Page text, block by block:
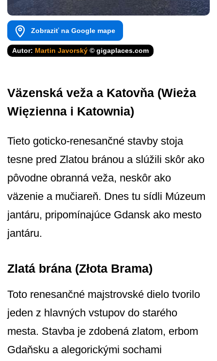
Zobraziť na Google mape
Autor: Martin Javorský © gigaplaces.com
Väzenská veža a Katovňa (Wieża
Więzienna i Katownia)
Tieto goticko-renesančné stavby stoja
tesne pred Zlatou bránou a slúžili skôr ako
pôvodne obranná veža, neskôr ako
väzenie a mučiareň. Dnes tu sídli Múzeum
jantáru, pripomínajúce Gdansk ako mesto
jantáru.
Zlatá brána (Złota Brama)
Toto renesančné majstrovské dielo tvorilo
jeden z hlavných vstupov do starého
mesta. Stavba je zdobená zlatom, erbom
Gdaňsku a alegorickými sochami